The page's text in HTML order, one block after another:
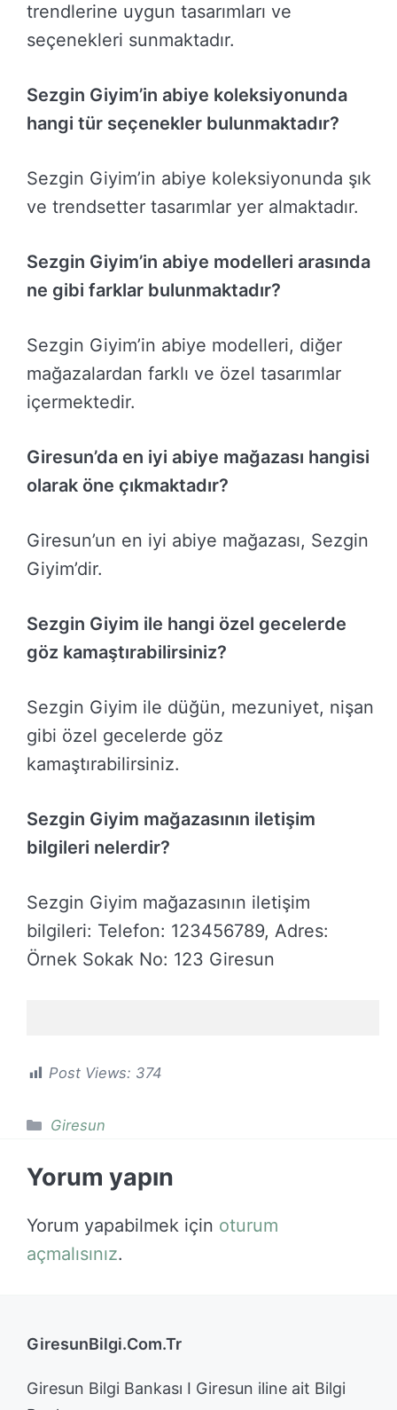
trendlerine uygun tasarımları ve
seçenekleri sunmaktadır.
Sezgin Giyim’in abiye koleksiyonunda
hangi tür seçenekler bulunmaktadır?
Sezgin Giyim’in abiye koleksiyonunda şık
ve trendsetter tasarımlar yer almaktadır.
Sezgin Giyim’in abiye modelleri arasında
ne gibi farklar bulunmaktadır?
Sezgin Giyim’in abiye modelleri, diğer
mağazalardan farklı ve özel tasarımlar
içermektedir.
Giresun’da en iyi abiye mağazası hangisi
olarak öne çıkmaktadır?
Giresun’un en iyi abiye mağazası, Sezgin
Giyim’dir.
Sezgin Giyim ile hangi özel gecelerde
göz kamaştırabilirsiniz?
Sezgin Giyim ile düğün, mezuniyet, nişan
gibi özel gecelerde göz
kamaştırabilirsiniz.
Sezgin Giyim mağazasının iletişim
bilgileri nelerdir?
Sezgin Giyim mağazasının iletişim
bilgileri: Telefon: 123456789, Adres:
Örnek Sokak No: 123 Giresun
Post Views: 374
Kategoriler
Giresun
Yorum yapın
Yorum yapabilmek için oturum
açmalısınız.
GiresunBilgi.Com.Tr
Giresun Bilgi Bankası I Giresun iline ait Bilgi